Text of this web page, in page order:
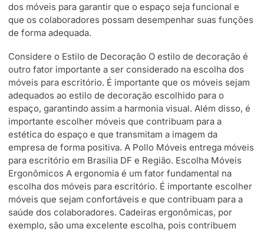
dos móveis para garantir que o espaço seja funcional e
que os colaboradores possam desempenhar suas funções
de forma adequada.
Considere o Estilo de Decoração O estilo de decoração é
outro fator importante a ser considerado na escolha dos
móveis para escritório. É importante que os móveis sejam
adequados ao estilo de decoração escolhido para o
espaço, garantindo assim a harmonia visual. Além disso, é
importante escolher móveis que contribuam para a
estética do espaço e que transmitam a imagem da
empresa de forma positiva. A Pollo Móveis entrega móveis
para escritório em Brasília DF e Região. Escolha Móveis
Ergonômicos A ergonomia é um fator fundamental na
escolha dos móveis para escritório. É importante escolher
móveis que sejam confortáveis e que contribuam para a
saúde dos colaboradores. Cadeiras ergonômicas, por
exemplo, são uma excelente escolha, pois contribuem